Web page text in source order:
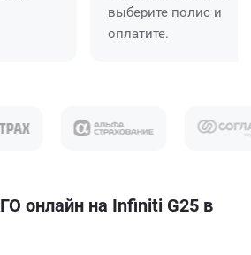
выберите полис и
оплатите.
онлайн на Infiniti G25 в